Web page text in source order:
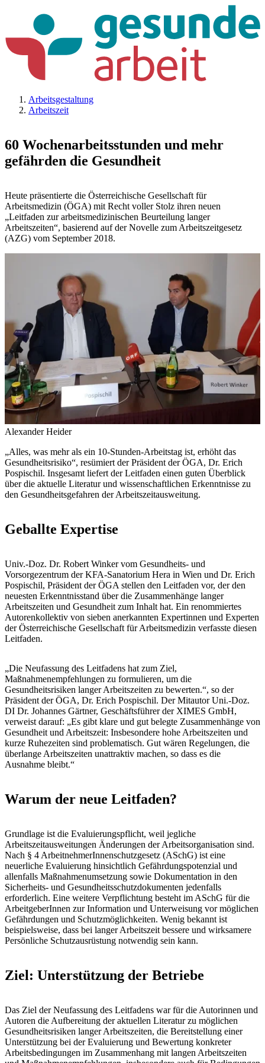
Arbeitsgestaltung
Arbeitszeit
60 Wochenarbeitsstunden und mehr
gefährden die Gesundheit
Heute präsentierte die Österreichische Gesellschaft für
Arbeitsmedizin (ÖGA) mit Recht voller Stolz ihren neuen
„Leitfaden zur arbeitsmedizinischen Beurteilung langer
Arbeitszeiten“, basierend auf der Novelle zum Arbeitszeitgesetz
(AZG) vom September 2018.
Alexander Heider
„Alles, was mehr als ein 10-Stunden-Arbeitstag ist, erhöht das
Gesundheitsrisiko“, resümiert der Präsident der ÖGA, Dr. Erich
Pospischil. Insgesamt liefert der Leitfaden einen guten Überblick
über die aktuelle Literatur und wissenschaftlichen Erkenntnisse zu
den Gesundheitsgefahren der Arbeitszeitausweitung.
Geballte Expertise
Univ.-Doz. Dr. Robert Winker vom Gesundheits- und
Vorsorgezentrum der KFA-Sanatorium Hera in Wien und Dr. Erich
Pospischil, Präsident der ÖGA stellen den Leitfaden vor, der den
neuesten Erkenntnisstand über die Zusammenhänge langer
Arbeitszeiten und Gesundheit zum Inhalt hat. Ein renommiertes
Autorenkollektiv von sieben anerkannten Expertinnen und Experten
der Österreichische Gesellschaft für Arbeitsmedizin verfasste diesen
Leitfaden.
„Die Neufassung des Leitfadens hat zum Ziel,
Maßnahmenempfehlungen zu formulieren, um die
Gesundheitsrisiken langer Arbeitszeiten zu bewerten.“, so der
Präsident der ÖGA, Dr. Erich Pospischil. Der Mitautor Uni.-Doz.
DI Dr. Johannes Gärtner, Geschäftsführer der XIMES GmbH,
verweist darauf: „Es gibt klare und gut belegte Zusammenhänge von
Gesundheit und Arbeitszeit: Insbesondere hohe Arbeitszeiten und
kurze Ruhezeiten sind problematisch. Gut wären Regelungen, die
überlange Arbeitszeiten unattraktiv machen, so dass es die
Ausnahme bleibt.“
Warum der neue Leitfaden?
Grundlage ist die Evaluierungspflicht, weil jegliche
Arbeitszeitausweitungen Änderungen der Arbeitsorganisation sind.
Nach § 4 ArbeitnehmerInnenschutzgesetz (ASchG) ist eine
neuerliche Evaluierung hinsichtlich Gefährdungspotenzial und
allenfalls Maßnahmenumsetzung sowie Dokumentation in den
Sicherheits- und Gesundheitsschutzdokumenten jedenfalls
erforderlich. Eine weitere Verpflichtung besteht im ASchG für die
ArbeitgeberInnen zur Information und Unterweisung vor möglichen
Gefährdungen und Schutzmöglichkeiten. Wenig bekannt ist
beispielsweise, dass bei langer Arbeitszeit bessere und wirksamere
Persönliche Schutzausrüstung notwendig sein kann.
Ziel: Unterstützung der Betriebe
Das Ziel der Neufassung des Leitfadens war für die Autorinnen und
Autoren die Aufbereitung der aktuellen Literatur zu möglichen
Gesundheitsrisiken langer Arbeitszeiten, die Bereitstellung einer
Unterstützung bei der Evaluierung und Bewertung konkreter
Arbeitsbedingungen im Zusammenhang mit langen Arbeitszeiten